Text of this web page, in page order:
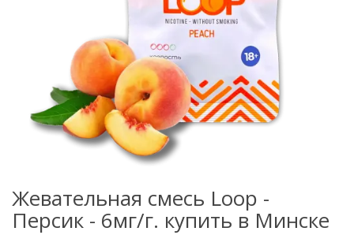
Жевательная смесь Loop -
Персик - 6мг/г. купить в Минске